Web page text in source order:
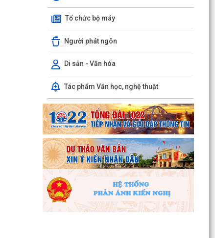
Tổ chức bộ máy
Người phát ngôn
Di sản - Văn hóa
Tác phẩm Văn học, nghệ thuật
Phường Hồng Bàng tổng kết và trao giải Cuộc
thi chính luận về bảo vệ nền tảng tư tưởng của
Đảng năm...
PHƯỜNG HỒNG BÀNG NÂNG CAO CHẤT LƯỢNG
SINH HOẠT CHI BỘ TỪ CƠ SỞ
Trường Tiểu học Đinh Tiên Hoàng (phường
Hồng Bàng) tăng kiến thức, kỹ năng phòng
chống đuối nước...
Phường Hồng Bàng tập huấn kiến thức về an
toàn thực phẩm cho các cơ sở kinh doanh dịch
vụ ăn uống,...